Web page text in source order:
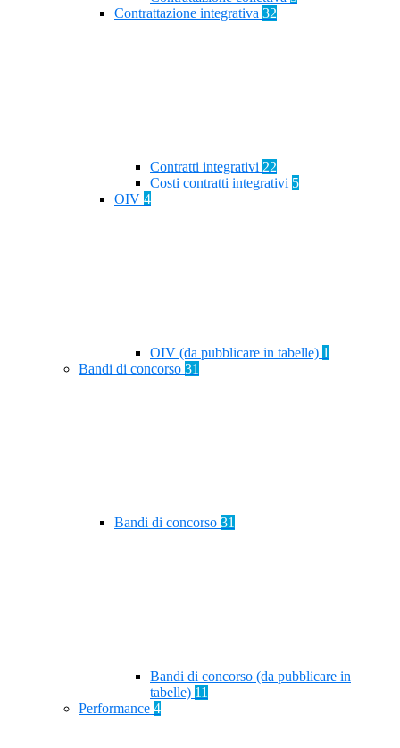
Contrattazione integrativa 32
Contratti integrativi 22
Costi contratti integrativi 5
OIV 4
OIV (da pubblicare in tabelle) 1
Bandi di concorso 31
Bandi di concorso 31
Bandi di concorso (da pubblicare in
tabelle) 11
Performance 4